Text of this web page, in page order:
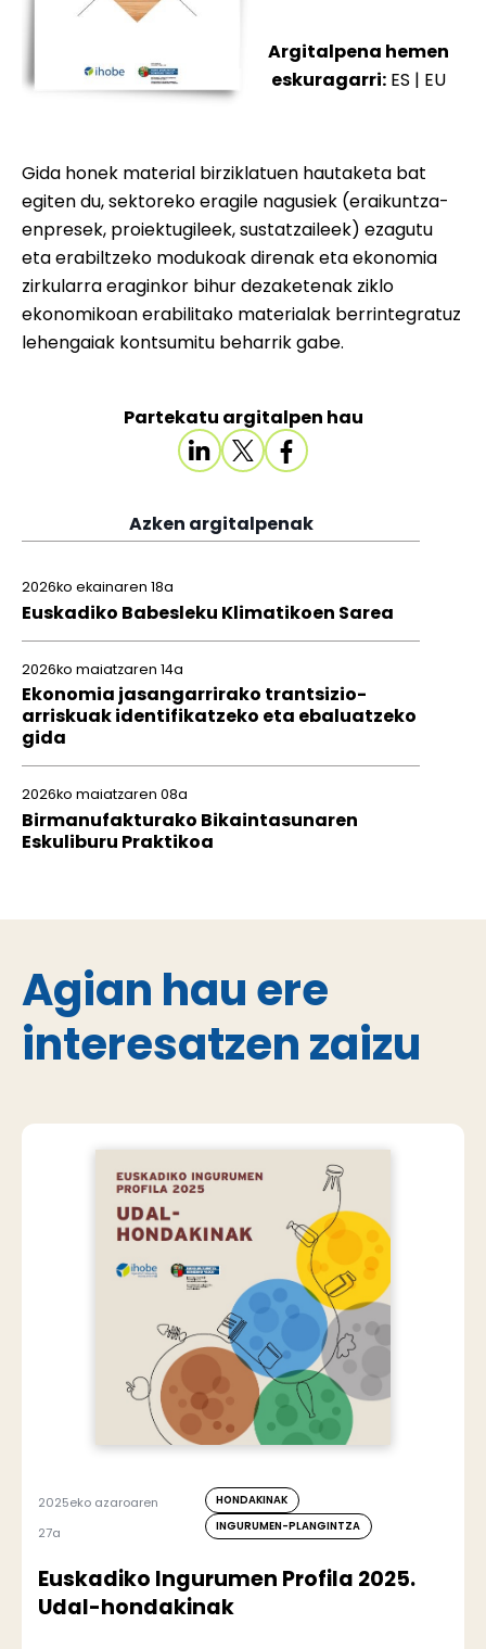
Argitalpena hemen
eskuragarri: ES | EU
Gida honek material birziklatuen hautaketa bat
egiten du, sektoreko eragile nagusiek (eraikuntza-
enpresek, proiektugileek, sustatzaileek) ezagutu
eta erabiltzeko modukoak direnak eta ekonomia
zirkularra eraginkor bihur dezaketenak ziklo
ekonomikoan erabilitako materialak berrintegratuz
lehengaiak kontsumitu beharrik gabe.
Partekatu argitalpen hau
Azken argitalpenak
2026ko ekainaren 18a
Euskadiko Babesleku Klimatikoen Sarea
2026ko maiatzaren 14a
Ekonomia jasangarrirako trantsizio-
arriskuak identifikatzeko eta ebaluatzeko
gida
2026ko maiatzaren 08a
Birmanufakturako Bikaintasunaren
Eskuliburu Praktikoa
Agian hau ere
interesatzen zaizu
2025eko azaroaren
27a
HONDAKINAK
INGURUMEN-PLANGINTZA
Euskadiko Ingurumen Profila 2025.
Udal-hondakinak